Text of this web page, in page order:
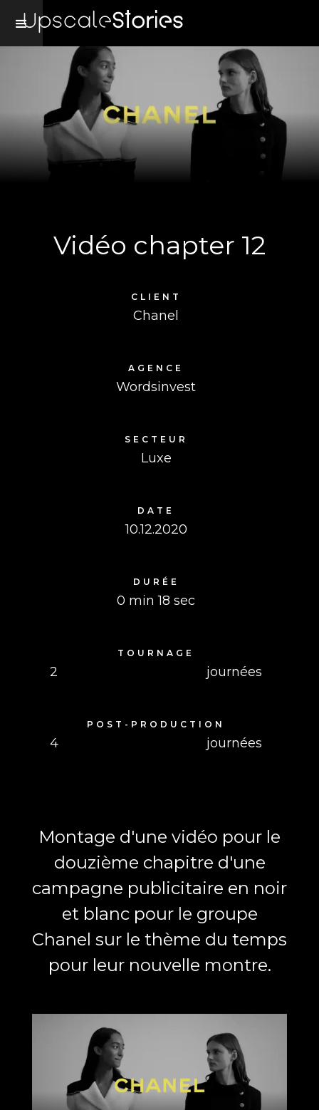
Vidéo chapter 12
CLIENT
Chanel
AGENCE
Wordsinvest
SECTEUR
Luxe
DATE
10.12.2020
DURÉE
0 min 18 sec
TOURNAGE
2 journées
POST-PRODUCTION
4 journées
Montage d'une vidéo pour le
douzième chapitre d'une
campagne publicitaire en noir
et blanc pour le groupe
Chanel sur le thème du temps
pour leur nouvelle montre.